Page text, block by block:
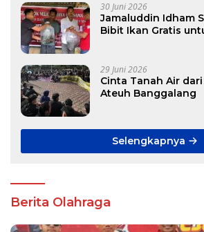
30 Juni 2026
Jamaluddin Idham
Bibit Ikan Gratis
29 Juni 2026
Cinta Tanah Air
Ateuh Banggalang
Selengkapnya
Berita Olahraga